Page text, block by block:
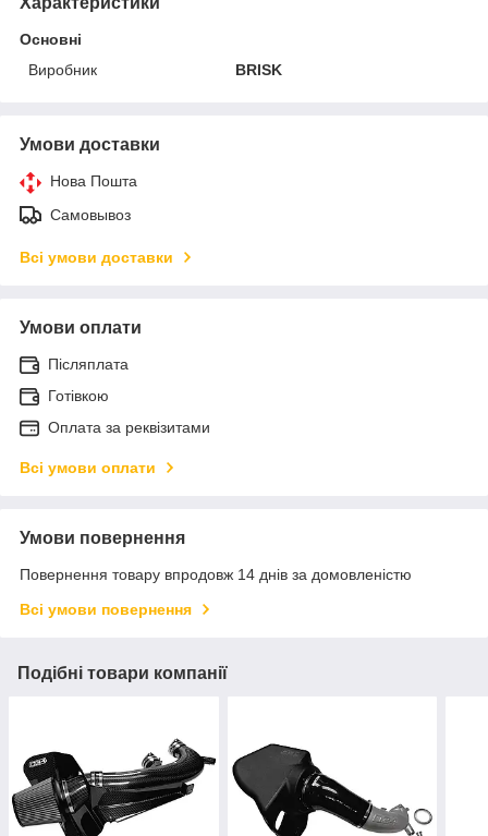
Основні
Виробник
BRISK
Умови доставки
Нова Пошта
Самовывоз
Всі умови доставки
Умови оплати
Післяплата
Готівкою
Оплата за реквізитами
Всі умови оплати
Умови повернення
Повернення товару впродовж 14 днів за домовленістю
Всі умови повернення
Подібні товари компанії